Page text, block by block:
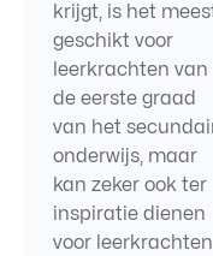
krijgt, is het
geschikt voor
leerkrachten van
de eerste graad
van het
onderwijs, maar
kan zeker ook ter
inspiratie dienen
voor leerkrachten